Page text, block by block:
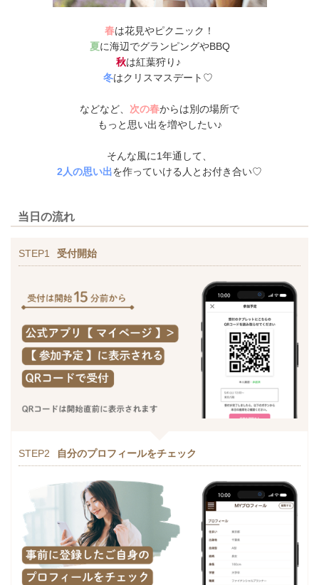
春は花見やピクニック！
夏に海辺でグランピングやBBQ
秋は紅葉狩り♪
冬はクリスマスデート♡
などなど、 次の春からは別の場所で
もっと思い出を増やしたい♪
そんな風に1年通して、
2人の思い出を作っていける人とお付き合い♡
当日の流れ
STEP1 受付開始
STEP2 自分のプロフィールをチェック